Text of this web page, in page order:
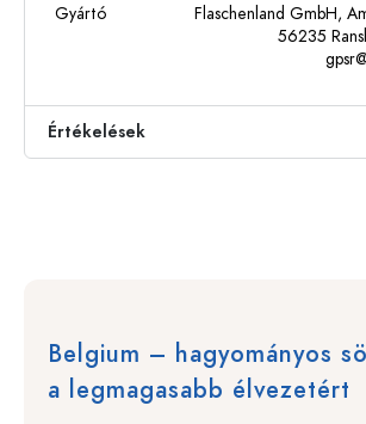
Gyártó
Flaschenland GmbH,
56235
Értékelések
Belgium – hagyományos
a legmagasabb élvezetért